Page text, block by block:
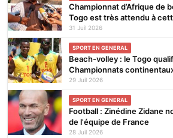
Championnat d’Afrique de
Togo est très attendu à
affirme Noël Tadegnon
31 Juil 2026
SPORT EN GENERAL
Beach-volley : le Togo
Championnats
son ranking
29 Juil 2026
SPORT EN GENERAL
Football : Zinédine Zidane
de l'équipe de France
28 Juil 2026